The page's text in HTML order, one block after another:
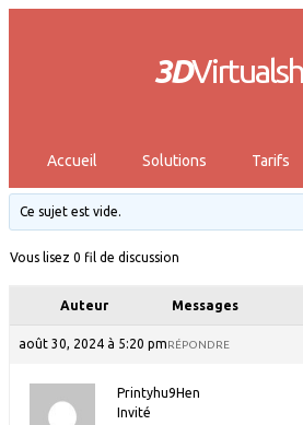
3D
Accueil Solutions Tarifs
Ce sujet est vide.
Vous lisez 0 fil de discussion
Auteur Messages
août 30, 2024 à 5:20 pmRÉPONDRE
Printyhu9Hen
Invité